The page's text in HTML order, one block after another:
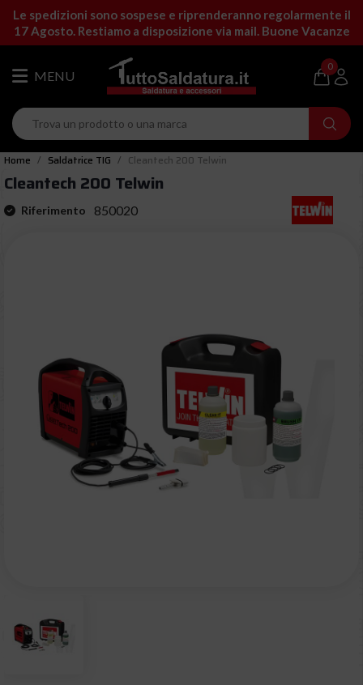
Le spedizioni sono sospese e riprenderanno regolarmente il
17 Agosto. Restiamo a disposizione via mail. Buone Vacanze
0
Home Saldatrice TIG Cleantech 200 Telwin
Cleantech 200 Telwin
Riferimento 850020